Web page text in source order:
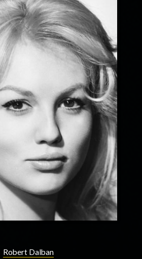
Robert Dalban